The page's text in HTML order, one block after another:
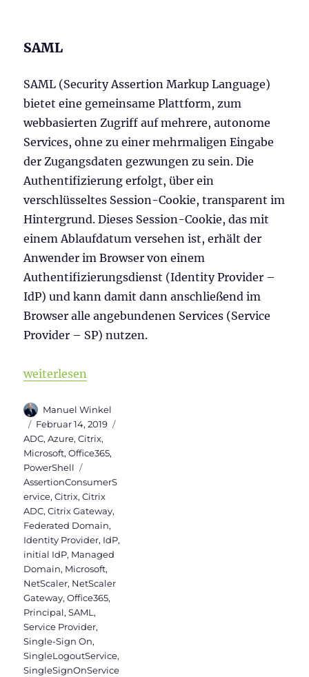
SAML
SAML (Security Assertion Markup Language)
bietet eine gemeinsame Plattform, zum
webbasierten Zugriff auf mehrere, autonome
Services, ohne zu einer mehrmaligen Eingabe
der Zugangsdaten gezwungen zu sein. Die
Authentifizierung erfolgt, über ein
verschlüsseltes Session-Cookie, transparent im
Hintergrund. Dieses Session-Cookie, das mit
einem Ablaufdatum versehen ist, erhält der
Anwender im Browser von einem
Authentifizierungsdienst (Identity Provider –
IdP) und kann damit dann anschließend im
Browser alle angebundenen Services (Service
Provider – SP) nutzen.
„Citrix ADC als initial IdP für Office365“
weiterlesen
Autor
Manuel Winkel
Veröffentlicht
am
Februar 14, 2019
ADC,Azure,Citrix,
Microsoft,Office365,
PowerShell
AssertionConsumerS
ervice,Citrix,Citrix
ADC,Citrix Gateway,
Federated Domain,
Identity Provider, IdP,
initial IdP, Managed
Domain, Microsoft,
NetScaler, NetScaler
Gateway,Office365,
Principal,SAML ,
Service Provider,
Single-Sign On,
SingleLogoutService,
SingleSignOnService